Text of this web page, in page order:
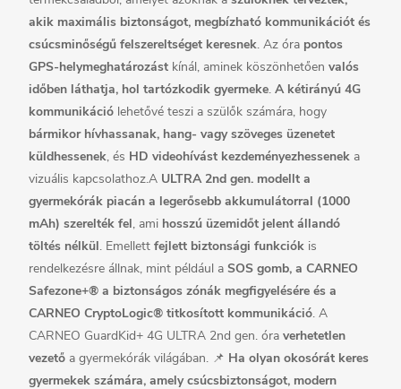
akik maximális biztonságot, megbízható kommunikációt és
csúcsminőségű felszereltséget keresnek. Az óra pontos
GPS-helymeghatározást kínál, aminek köszönhetően valós
időben láthatja, hol tartózkodik gyermeke. A kétirányú 4G
kommunikáció lehetővé teszi a szülők számára, hogy
bármikor hívhassanak, hang- vagy szöveges üzenetet
küldhessenek, és HD videohívást kezdeményezhessenek a
vizuális kapcsolathoz.A ULTRA 2nd gen. modellt a
gyermekórák piacán a legerősebb akkumulátorral (1000
mAh) szerelték fel, ami hosszú üzemidőt jelent állandó
töltés nélkül. Emellett fejlett biztonsági funkciók is
rendelkezésre állnak, mint például a SOS gomb, a CARNEO
Safezone+® a biztonságos zónák megfigyelésére és a
CARNEO CryptoLogic® titkosított kommunikáció. A
CARNEO GuardKid+ 4G ULTRA 2nd gen. óra verhetetlen
vezető a gyermekórák világában. 📌 Ha olyan okosórát keres
gyermekek számára, amely csúcsbiztonságot, modern